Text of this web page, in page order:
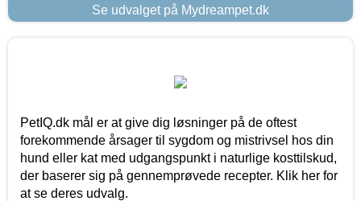
Se udvalget på Mydreampet.dk
PetIQ.dk mål er at give dig løsninger på de oftest
forekommende årsager til sygdom og mistrivsel hos din
hund eller kat med udgangspunkt i naturlige kosttilskud,
der baserer sig på gennemprøvede recepter. Klik her for
at se deres udvalg.